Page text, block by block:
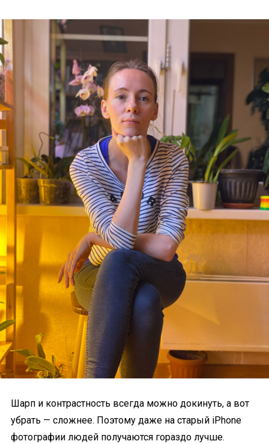
Шарп и контрастность всегда можно докинуть, а вот
убрать — сложнее. Поэтому даже на старый iPhone
фотографии людей получаются гораздо лучше.